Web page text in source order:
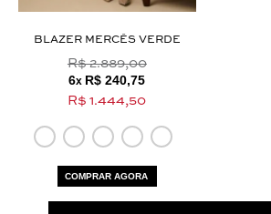
BLAZER MERCÊS VERDE
R$ 2.889,00
6x R$ 240,75
R$ 1.444,50
COMPRAR AGORA